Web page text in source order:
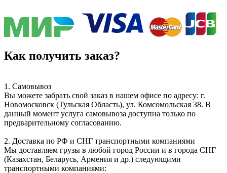
Как получить заказ?
1. Самовывоз
Вы можете забрать свой заказ в нашем офисе по адресу: г.
Новомосковск (Тульская Область), ул. Комсомольская 38. В
данный момент услуга самовывоза доступна только по
предварительному согласованию.
2. Доставка по РФ и СНГ транспортными компаниями
Мы доставляем грузы в любой город России и в города СНГ
(Казахстан, Беларусь, Армения и др.) следующими
транспортными компаниями: